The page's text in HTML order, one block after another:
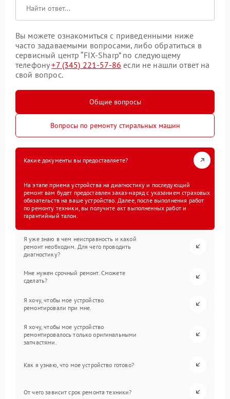
Вы можете ознакомиться с приведенными ниже
часто задаваемыми вопросами, либо обратиться в
сервисный центр “FIX-Sharp” по следующему
телефону+7 (345) 221-57-86 если не нашли ответ на
свой вопрос.
Общие вопросы
Вопросы по ремонту стиральных машин
Какие документы вы предоставляете?
На этапе приема устройства на диагностику и последующий
ремонт вам будет предоставлен заказ-наряд с указанием страховых
обязательств на ваше устройство. Далее, после выполнения работ
по ремонту техники, вы получите акт выполненных работ и
гарантийный талон.
Я уже знаю в чем неисправность и какой
ремонт необходим. Для чего проводить
диагностику?
Мне нужен срочный ремонт. Сможете
сделать?
Я хочу, чтобы мое устройство
ремонтировали при мне.
Я хочу, чтобы мое устройство
ремонтировалось только оригинальными
запчастями.
Как я узнаю, что мое устройство готово?
От чего зависит срок ремонта техники?